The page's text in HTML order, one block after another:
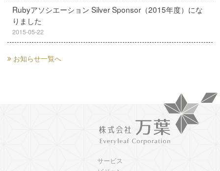
Rubyアソシエーション Silver Sponsor（2015年度）にな
りました
2015-05-22
お知らせ一覧へ
サービス